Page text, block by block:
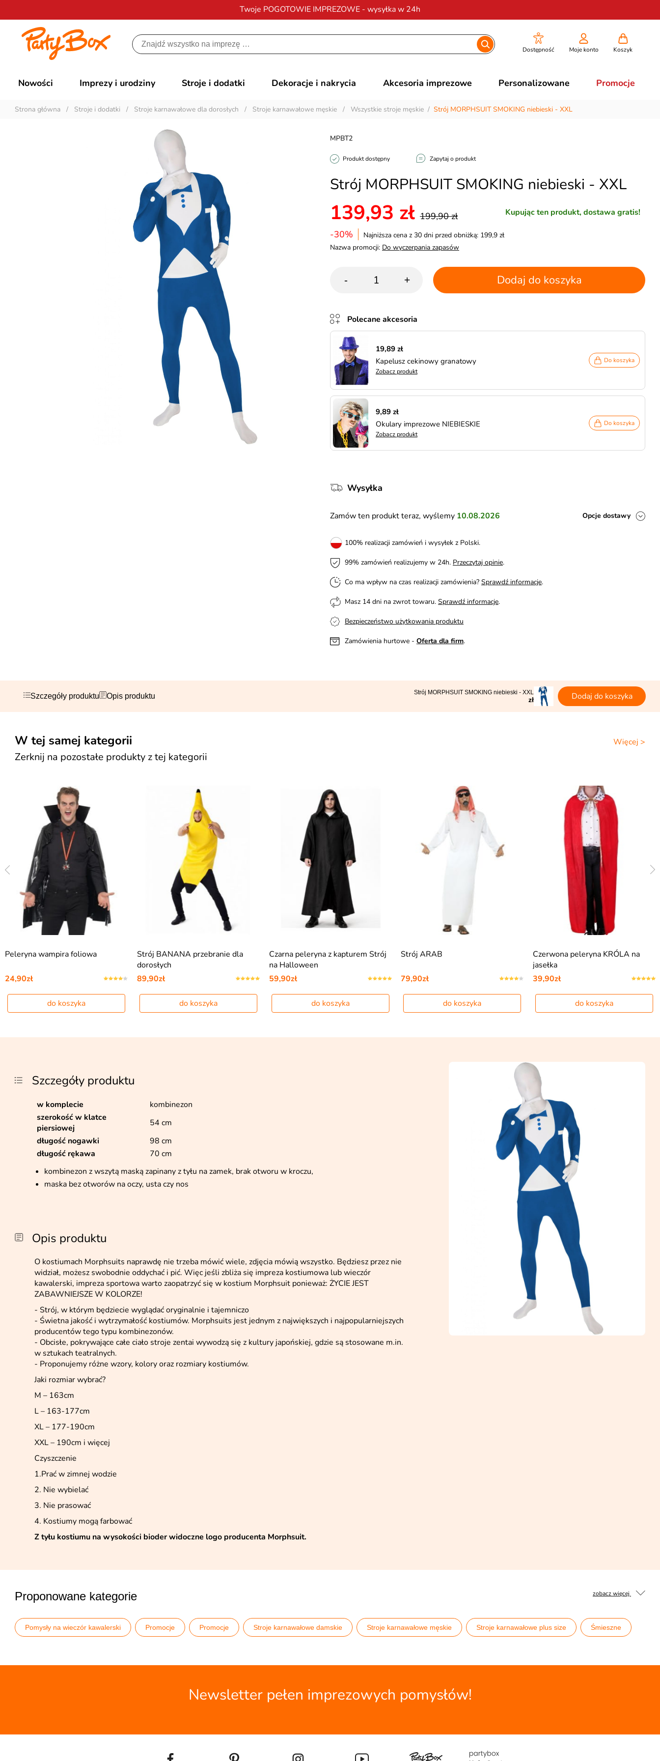
Twoje POGOTOWIE IMPREZOWE - wysyłka w 24h
Darmowa dostawana zamówienia od 200 zł
Dostępność Moje konto Koszyk
Nowości Imprezy i urodziny Stroje i dodatki Dekoracje i nakrycia Akcesoria imprezowe Personalizowane Promocje
Strona główna / Stroje i dodatki / Stroje karnawałowe dla dorosłych / Stroje karnawałowe męskie / Wszystkie stroje męskie / Strój MORPHSUIT SMOKING niebieski - XXL
Strój MORPHSUIT SMOKING niebieski - XXL
MPBT2
Produkt dostępny Zapytaj o produkt
Kupując ten produkt, dostawa gratis!
139,93 zł 199,90 zł
-30%
Najniższa cena z 30 dni przed obniżką: 199,9 zł
Nazwa promocji: Do wyczerpania zapasów
- + Dodaj do koszyka
Polecane akcesoria
19,89 zł
Kapelusz cekinowy granatowy
Zobacz produkt
Do koszyka
9,89 zł
Okulary imprezowe NIEBIESKIE
Zobacz produkt
Do koszyka
Wysyłka
Zamów ten produkt teraz, wyślemy 10.08.2026 Opcje dostawy
100% realizacji zamówień i wysyłek z Polski.
99% zamówień realizujemy w 24h. Przeczytaj opinie.
Co ma wpływ na czas realizacji zamówienia? Sprawdź informacje.
Masz 14 dni na zwrot towaru. Sprawdź informacje.
Bezpieczeństwo użytkowania produktu
Zamówienia hurtowe - Oferta dla firm.
Szczegóły produktu Opis produktu Strój MORPHSUIT SMOKING niebieski - XXL
zł Dodaj do koszyka
Więcej >
W tej samej kategorii
Zerknij na pozostałe produkty z tej kategorii
Peleryna wampira foliowa
24,90zł
do koszyka
Strój BANANA przebranie dla
dorosłych
89,90zł
do koszyka
Czarna peleryna z kapturem Strój
na Halloween
59,90zł
do koszyka
Strój ARAB
79,90zł
do koszyka
Czerwona peleryna KRÓLA na
jasełka
39,90zł
do koszyka
Szczegóły produktu
w komplecie
kombinezon
szerokość w klatce
piersiowej
54 cm
długość nogawki
98 cm
długość rękawa
70 cm
kombinezon z wszytą maską zapinany z tyłu na zamek, brak otworu w kroczu,
maska bez otworów na oczy, usta czy nos
Opis produktu
O kostiumach Morphsuits naprawdę nie trzeba mówić wiele, zdjęcia mówią wszystko. Będziesz przez nie
widział, możesz swobodnie oddychać i pić. Więc jeśli zbliża się impreza kostiumowa lub wieczór
kawalerski, impreza sportowa warto zaopatrzyć się w kostium Morphsuit ponieważ: ŻYCIE JEST
ZABAWNIEJSZE W KOLORZE!
- Strój, w którym będziecie wyglądać oryginalnie i tajemniczo
- Świetna jakość i wytrzymałość kostiumów. Morphsuits jest jednym z największych i najpopularniejszych
producentów tego typu kombinezonów.
- Obcisłe, pokrywające całe ciało stroje zentai wywodzą się z kultury japońskiej, gdzie są stosowane m.in.
w sztukach teatralnych.
- Proponujemy różne wzory, kolory oraz rozmiary kostiumów.
Jaki rozmiar wybrać?
M – 163cm
L – 163-177cm
XL – 177-190cm
XXL – 190cm i więcej
Czyszczenie
1.Prać w zimnej wodzie
2. Nie wybielać
3. Nie prasować
4. Kostiumy mogą farbować
Z tyłu kostiumu na wysokości bioder widoczne logo producenta Morphsuit.
zobacz więcej
Proponowane kategorie
Pomysły na wieczór kawalerski Promocje Promocje Stroje karnawałowe damskie Stroje karnawałowe męskie Stroje karnawałowe plus size Śmieszne
Newsletter pełen imprezowych pomysłów!